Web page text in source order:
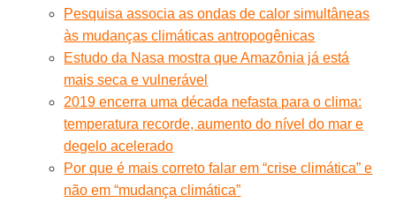
Pesquisa associa as ondas de calor simultâneas
às mudanças climáticas antropogênicas
Estudo da Nasa mostra que Amazônia já está
mais seca e vulnerável
2019 encerra uma década nefasta para o clima:
temperatura recorde, aumento do nível do mar e
degelo acelerado
Por que é mais correto falar em “crise climática” e
não em “mudança climática”